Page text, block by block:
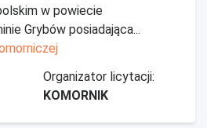
w powiecie
Grybów posiadająca...
Organizator licytacji:
KOMORNIK